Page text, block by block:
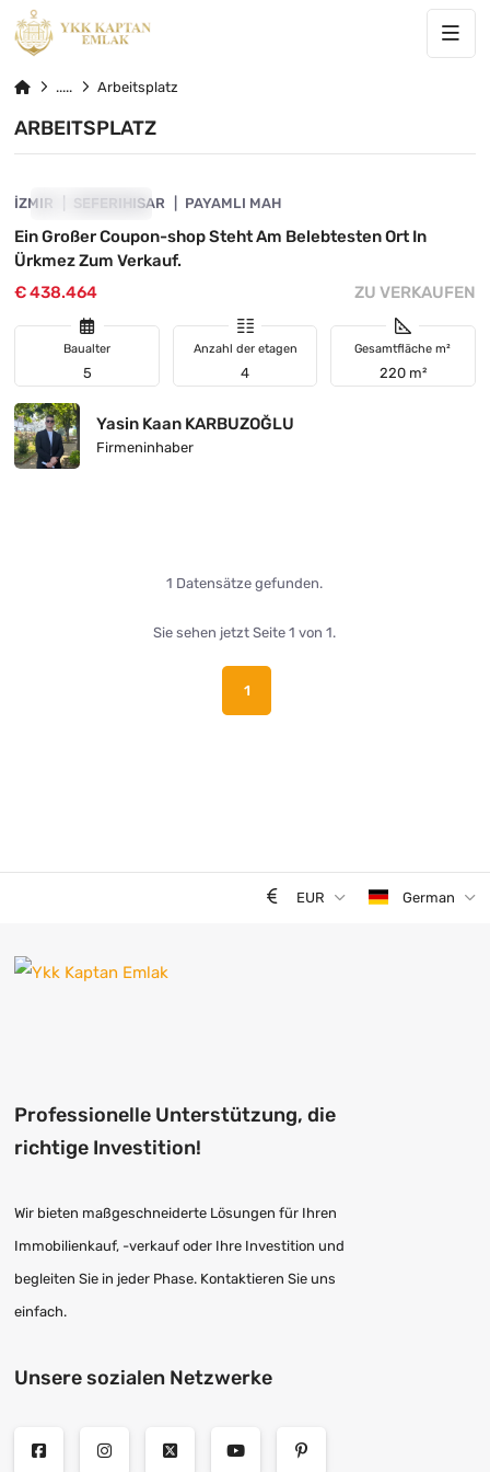
Arbeitsplatz
ARBEITSPLATZ
VORGESTELLT
İZMIR SEFERIHISAR PAYAMLI MAH
Ein Großer Coupon-shop Steht Am Belebtesten Ort In
Ürkmez Zum Verkauf.
€ 438.464
ZU VERKAUFEN
Baualter
5
Anzahl der etagen
4
Gesamtfläche m²
220 m²
Yasin Kaan KARBUZOĞLU
Firmeninhaber
1 Datensätze gefunden.
Sie sehen jetzt Seite 1 von 1.
1
EUR German
Professionelle Unterstützung, die
richtige Investition!
Wir bieten maßgeschneiderte Lösungen für Ihren
Immobilienkauf, -verkauf oder Ihre Investition und
begleiten Sie in jeder Phase. Kontaktieren Sie uns
einfach.
Unsere sozialen Netzwerke